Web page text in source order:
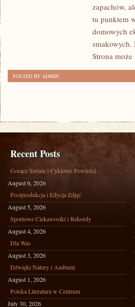
zapachów,
tu punktem
domowych
Strona
POSTED BY ADMIN
Recent Posts
Gorące Seriale i Cyklowe Powieści
August 6, 2026
Postprodukcja i Edycja Zdjęć
August 5, 2026
Sportowe Ciekawostki i Rekordy
August 4, 2026
Dla Was
August 3, 2026
Dźwięki Natury i Ambient
August 1, 2026
Polska Literatura w Centrum
July 30, 2026